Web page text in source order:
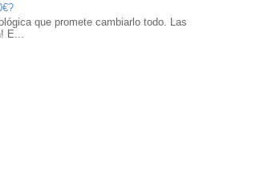
que promete cambiarlo todo. Las
E...